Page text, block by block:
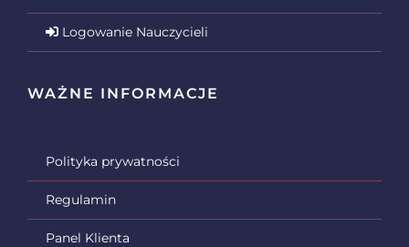
Logowanie Nauczycieli
WAŻNE INFORMACJE
Polityka prywatności
Regulamin
Panel Klienta